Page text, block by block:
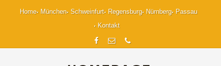
Home München Schweinfurt Regensburg Nürnberg
Passau
Kontakt